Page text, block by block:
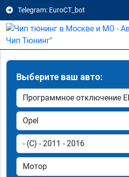
Telegram: EuroCT_bot
Выберите ваш авто: